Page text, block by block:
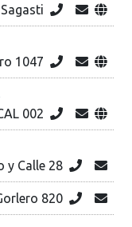
1047
002
y Calle 28
820